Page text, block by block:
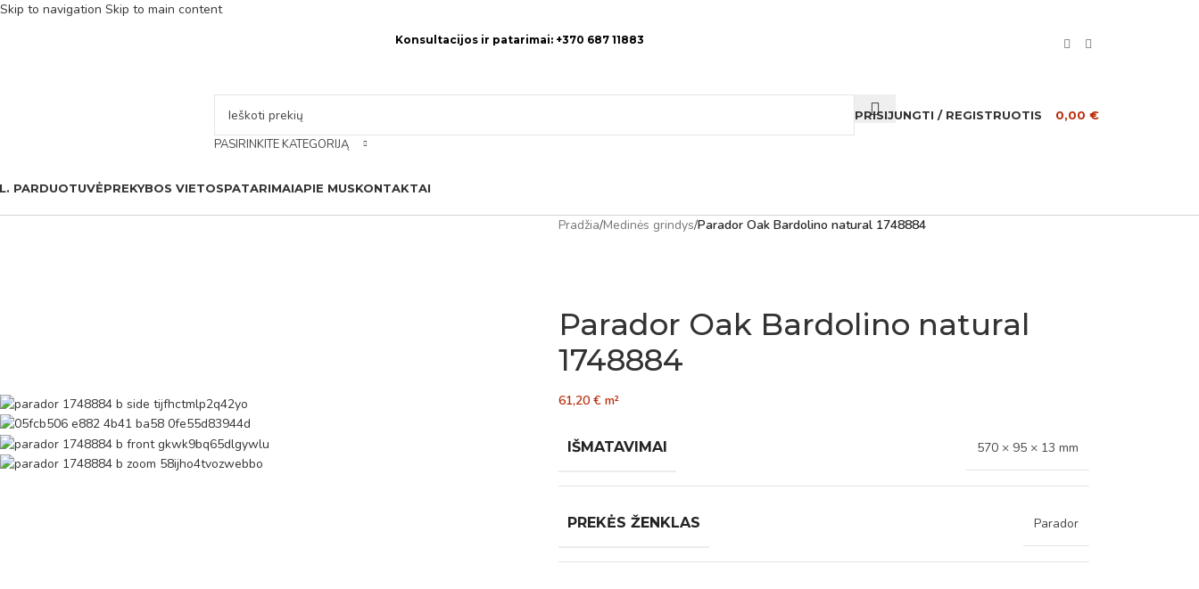
Skip to navigation Skip to main content
Konsultacijos ir patarimai: +370 687 11883
PASIRINKITE KATEGORIJĄ
PRISIJUNGTI / REGISTRUOTIS 0,00 €
PARDUOTUVĖPREKYBOS VIETOSPATARIMAIAPIE MUSKONTAKTAI
Pradžia/Medinės grindys/Parador Oak Bardolino natural 1748884
Parador Oak Bardolino natural
1748884
61,20 € m²
IŠMATAVIMAI 570 × 95 × 13 mm
PREKĖS ŽENKLAS Parador